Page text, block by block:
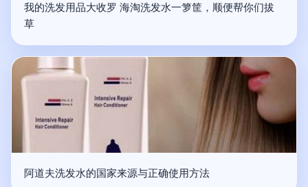
我的洗发用品大收罗 海淘洗发水一箩筐，顺便帮你们拔
草
阿道夫洗发水的国家来源与正确使用方法